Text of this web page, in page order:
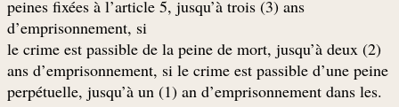
peines fixées à l’article 5, jusqu’à trois (3) ans
d’emprisonnement, si
le crime est passible de la peine de mort, jusqu’à deux (2)
ans d’emprisonnement, si le crime est passible d’une peine
.perpétuelle, jusqu’à un (1) an d’emprisonnement dans les